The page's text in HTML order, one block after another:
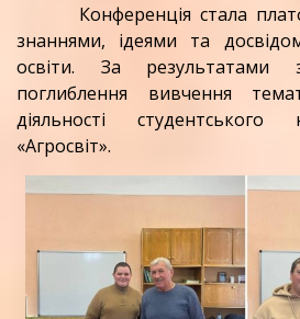
Конференція стала
знаннями, ідеями та
освіти. За результатами
поглиблення вивчення
діяльності студентського
«Агросвіт».